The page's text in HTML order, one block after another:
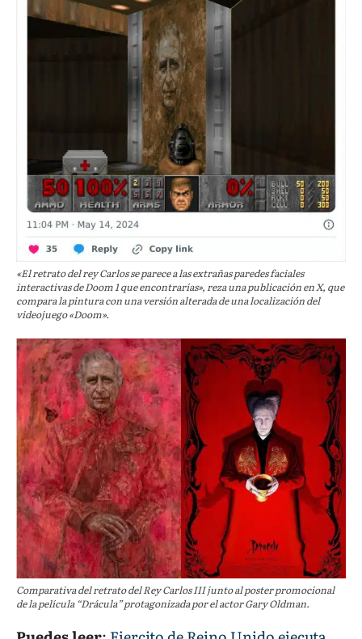
«El retrato del rey Carlos se parece a las extrañas paredes faciales
interactivas de Doom 1 que encontrarías», reza una publicación en X, que
compara la pintura con una versión alterada de una localización del
videojuego «Doom».
Comparativa del retrato del Rey Carlos III junto al poster promocional
de la película “Drácula” protagonizada por el actor Gary Oldman.